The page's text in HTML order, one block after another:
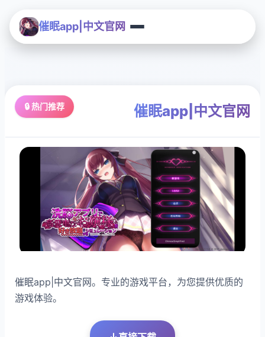
催眠app|中文官网
🔒 热门推荐 催眠app|中文官网
催眠app|中文官网。专业的游戏平台，为您提供优质的
游戏体验。